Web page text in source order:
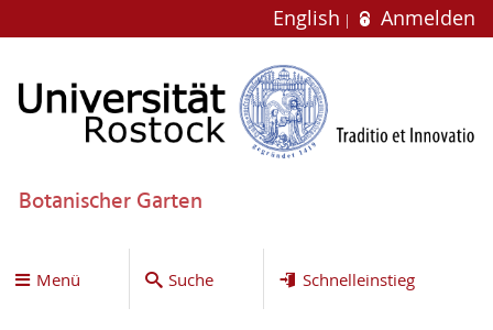
English Anmelden
Botanischer Garten
Menü Suche Schnelleinstieg